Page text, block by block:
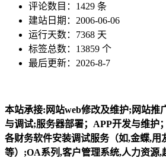
评论数目：1429 条
建站日期：2006-06-06
运行天数：7368 天
标签总数：13859 个
最后更新：2026-8-7
本站承接:网站web修改及维护;网站推
与调试;服务器部署；APP开发与维护；
各财务软件安装调试服务（如,金蝶,用
等）;OA系列,客户管理系统,人力资源,